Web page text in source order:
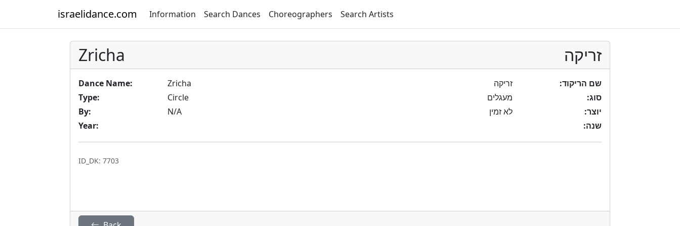
israelidance.com Information Search Dances Choreographers Search Artists
Zricha זריקה
Dance Name:
Zricha
Type:
Circle
By:
N/A
Year:
שם הריקוד:
זריקה
סוג:
מעגלים
יוצר:
לא זמין
שנה:
ID_DK: 7703